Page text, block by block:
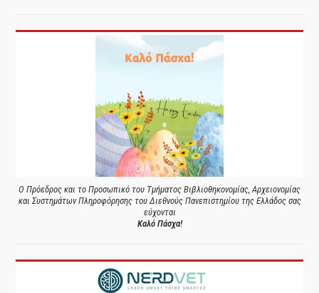
Ο Πρόεδρος και το Προσωπικό του Τμήματος Βιβλιοθηκονομίας, Αρχειονομίας
και Συστημάτων Πληροφόρησης του Διεθνούς Πανεπιστημίου της Ελλάδος σας
εύχονται
Καλό Πάσχα!